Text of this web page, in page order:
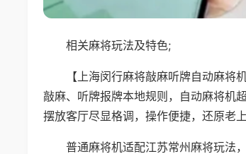
相关麻将玩法及特色;
【上海闵行麻将敲麻听牌自动麻
敲麻、听牌报牌本地规则，自动麻将机
摆放客厅尽显格调，操作便捷，还原老
普通麻将机适配江苏常州麻将玩法